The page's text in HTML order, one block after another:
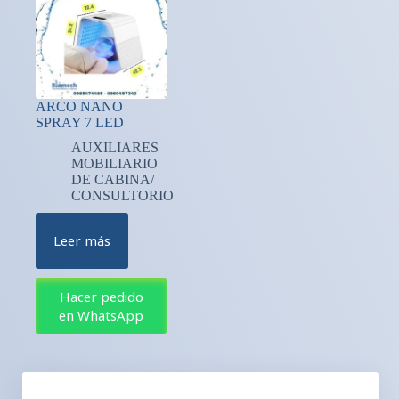
ARCO NANO
SPRAY 7 LED
AUXILIARES
MOBILIARIO
DE CABINA/
CONSULTORIO
Leer más
Hacer pedido
en WhatsApp